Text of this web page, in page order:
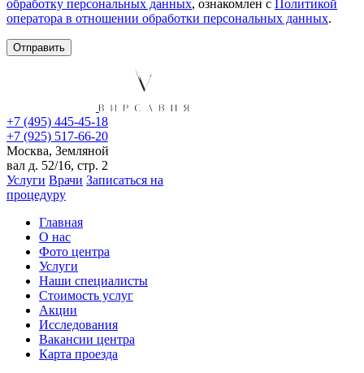
обработку персональных данных, ознакомлен с Политикой
оператора в отношении обработки персональных данных.
+7 (495) 445-45-18
+7 (925) 517-66-20
Москва, Земляной
вал д. 52/16, стр. 2
Услуги Врачи Записаться на
процедуру
Главная
О нас
Фото центра
Услуги
Наши специалисты
Стоимость услуг
Акции
Исследования
Вакансии центра
Карта проезда